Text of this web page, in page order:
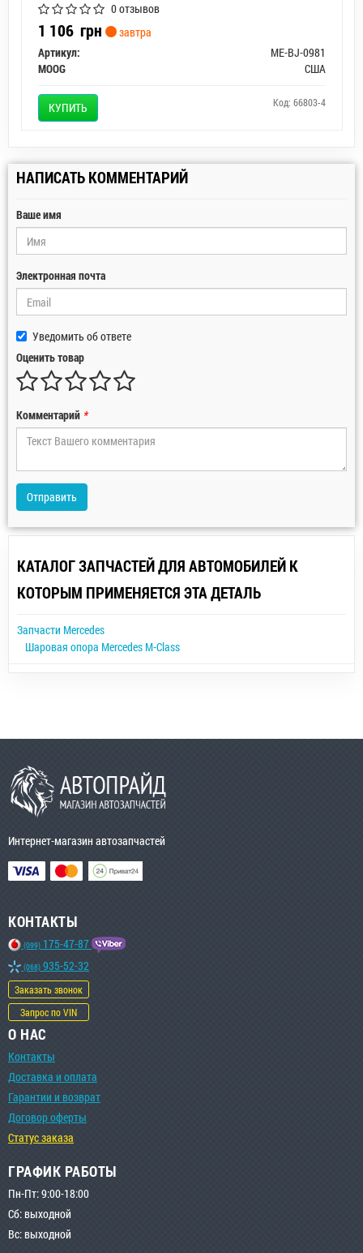
0 отзывов
1 106 грн
завтра
Артикул:
ME-BJ-0981
MOOG
США
КУПИТЬ Код: 66803-4
НАПИСАТЬ КОММЕНТАРИЙ
Ваше имя
Электронная почта
Уведомить об ответе
Оценить товар
Комментарий *
Отправить
КАТАЛОГ ЗАПЧАСТЕЙ ДЛЯ АВТОМОБИЛЕЙ К
КОТОРЫМ ПРИМЕНЯЕТСЯ ЭТА ДЕТАЛЬ
Запчасти Mercedes
Шаровая опора Mercedes M-Class
Интернет-магазин автозапчастей
КОНТАКТЫ
(099) 175-47-87
(068) 935-52-32
Заказать звонок
Запрос по VIN
О НАС
Контакты
Доставка и оплата
Гарантии и возврат
Договор оферты
Статус заказа
ГРАФИК РАБОТЫ
Пн-Пт: 9:00-18:00
Сб: выходной
Вс: выходной